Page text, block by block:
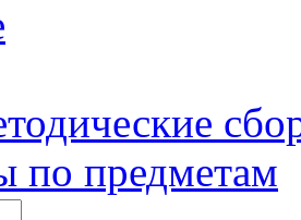
по предметам